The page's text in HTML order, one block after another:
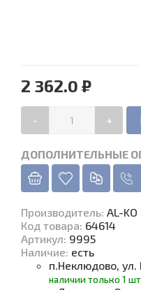
2 362.0 ₽
- +
ДОПОЛНИТЕЛЬНЫЕ
Производитель: AL-KO
Код товара: 64614
Артикул: 9995
Наличие: есть
п.Неклюдово,
наличии только 1